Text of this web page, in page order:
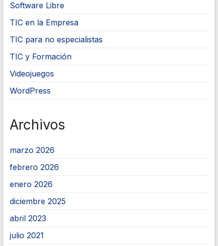
Software Libre
TIC en la Empresa
TIC para no especialistas
TIC y Formación
Videojuegos
WordPress
Archivos
marzo 2026
febrero 2026
enero 2026
diciembre 2025
abril 2023
julio 2021